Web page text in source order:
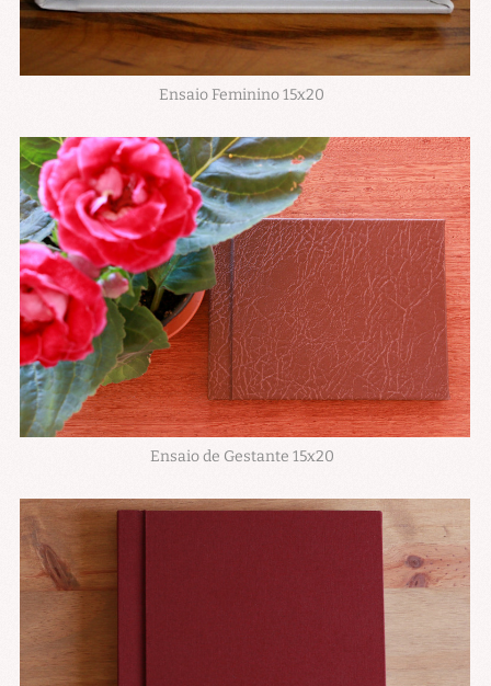
Ensaio Feminino 15x20
Ensaio de Gestante 15x20